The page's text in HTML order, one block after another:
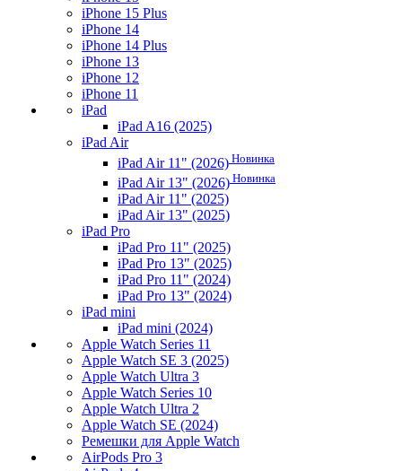
iPhone 15 Plus
iPhone 14
iPhone 14 Plus
iPhone 13
iPhone 12
iPhone 11
iPad
iPad A16 (2025)
iPad Air
iPad Air 11" (2026) Новинка
iPad Air 13" (2026) Новинка
iPad Air 11" (2025)
iPad Air 13" (2025)
iPad Pro
iPad Pro 11" (2025)
iPad Pro 13" (2025)
iPad Pro 11" (2024)
iPad Pro 13" (2024)
iPad mini
iPad mini (2024)
Apple Watch Series 11
Apple Watch SE 3 (2025)
Apple Watch Ultra 3
Apple Watch Series 10
Apple Watch Ultra 2
Apple Watch SE (2024)
Ремешки для Apple Watch
AirPods Pro 3